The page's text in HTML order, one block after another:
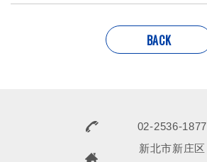
BACK
02-2536-1877
新北市新庄区